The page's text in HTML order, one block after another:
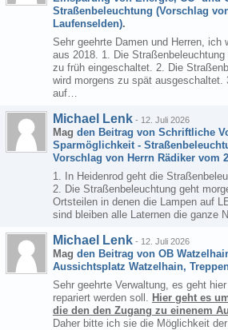
Straßenbeleuchtung (Vorschlag
Laufenselden).
Sehr geehrte Damen und Herren, ich
aus 2018. 1. Die Straßenbeleuchtung
zu früh eingeschaltet. 2. Die
wird morgens zu spät ausgeschaltet.
auf…
Michael Lenk - 12. Juli 2026
Mag den Beitrag von Schriftliche
Sparmöglichkeit -
Vorschlag von Herrn Rädiker vom
1. In Heidenrod geht die
2. Die Straßenbeleuchtung geht
Ortsteilen in denen die Lampen auf
sind bleiben alle Laternen die ganze
Michael Lenk - 12. Juli 2026
Mag den Beitrag von OB
Aussichtsplatz Watzelhain,
Sehr geehrte Verwaltung, es geht hier
repariert werden soll. Hier geht es
die den den Zugang zu einenem
Daher bitte ich sie die Möglichkeit